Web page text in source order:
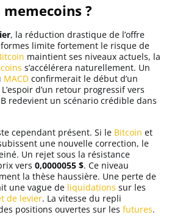
?
, la réduction drastique de l’offre
limite fortement le risque de
maintient ses niveaux actuels, la
s’accélérera naturellement. Un
MACD confirmerait le début d’un
d’un retour progressif vers
redevient un scénario crédible dans
cependant présent. Si le Bitcoin et
une nouvelle correction, le
Un rejet sous la résistance
vers 0,0000055 $. Ce niveau
la thèse haussière. Une perte de
une vague de liquidations sur les
de levier. La vitesse du repli
positions ouvertes sur les futures.